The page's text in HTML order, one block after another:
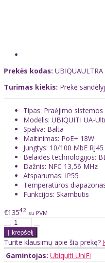
Prekės kodas: UBIQUAULTRA
Turimas kiekis: Prekė
Tipas: Praėjimo sistemos
Modelis: UBIQUITI UA-
Spalva: Balta
Maitinimas: PoE+ 18W
Jungtys: 10/100 MbE
Belaidės technologijos:
Dažnis: NFC 13,56 MHz
Atsparumas: IP55
Temperatūros
Funkcijos: Skambutis
€13542 su PVM
Turite klausimų apie šią prekę?
Gamintojas: Ubiquiti UniFi